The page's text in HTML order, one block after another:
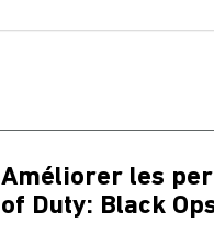
Améliorer les
of Duty: Black